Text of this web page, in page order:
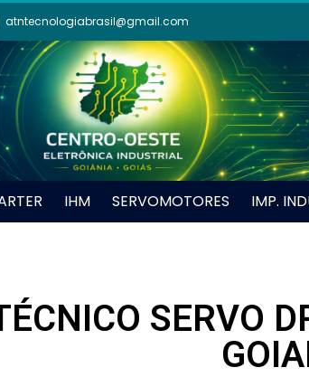
atntecnologiabrasil@gmail.com
IHM SERVOMOTORES IMP.
SERVO